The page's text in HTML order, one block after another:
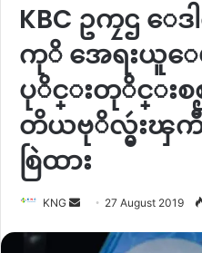
KBC ဥကၠဌ ေဒါ
ကုိ အေရးယူေ
ပုိင္းတုိင္းစစ္ဌ
တိယဗုိလ္မွဴးၾကီ
စြဲထား
KNG
Send
email
27 August 2019